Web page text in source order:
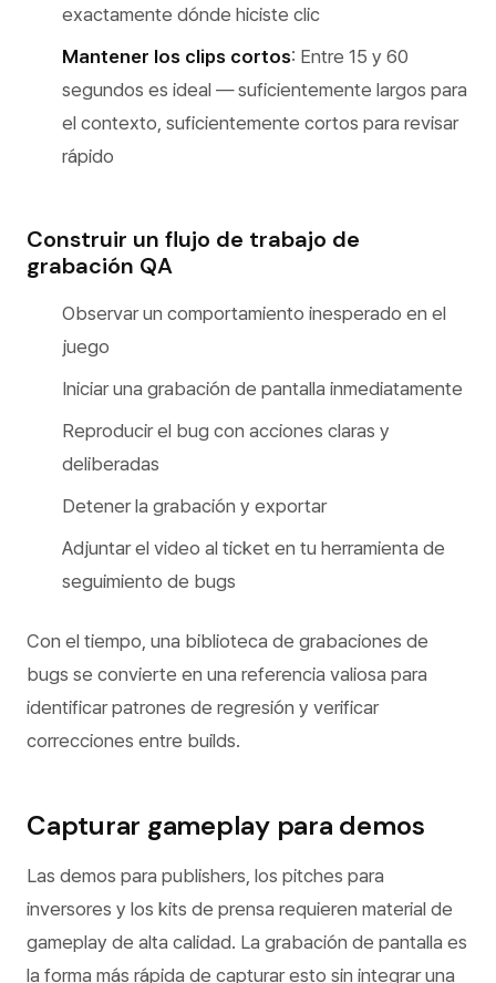
exactamente dónde hiciste clic
Mantener los clips cortos: Entre 15 y 60
segundos es ideal — suficientemente largos para
el contexto, suficientemente cortos para revisar
rápido
Construir un flujo de trabajo de
grabación QA
Observar un comportamiento inesperado en el
juego
Iniciar una grabación de pantalla inmediatamente
Reproducir el bug con acciones claras y
deliberadas
Detener la grabación y exportar
Adjuntar el video al ticket en tu herramienta de
seguimiento de bugs
Con el tiempo, una biblioteca de grabaciones de
bugs se convierte en una referencia valiosa para
identificar patrones de regresión y verificar
correcciones entre builds.
Capturar gameplay para demos
Las demos para publishers, los pitches para
inversores y los kits de prensa requieren material de
gameplay de alta calidad. La grabación de pantalla es
la forma más rápida de capturar esto sin integrar una